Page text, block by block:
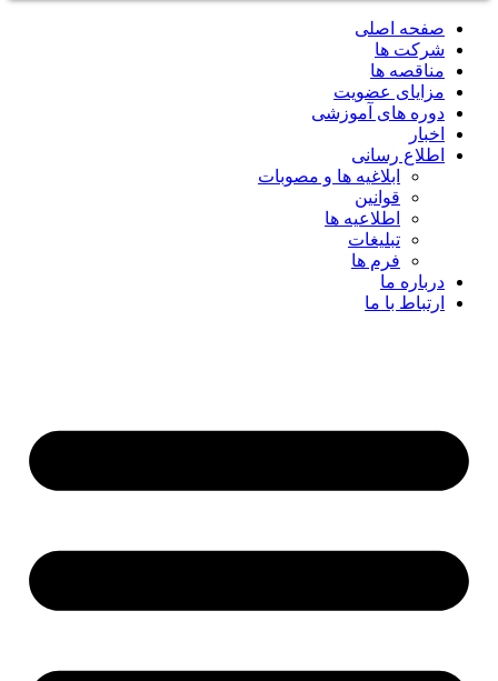
صفحه اصلی
شرکت ها
مناقصه ها
مزایای عضویت
دوره های آموزشی
اخبار
اطلاع رسانی
ابلاغیه ها و مصوبات
قوانین
اطلاعیه ها
تبلیغات
فرم ها
درباره ما
ارتباط با ما